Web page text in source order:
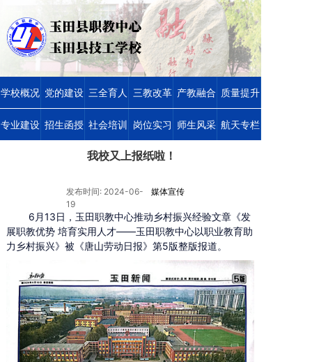
学校概况 党的建设 三全育人 三教改革 产教融合 质量提升
专业建设 招生函授 社会培训 岗位实习 师生风采 航天专栏
我校又上报纸啦！
媒体宣传
发布时间: 2024-06-
19
6月13日，玉田职教中心推动乡村振兴经验文章《发
展职教优势 培育实用人才——玉田职教中心以职业教育助
力乡村振兴》被《唐山劳动日报》第5版整版报道。